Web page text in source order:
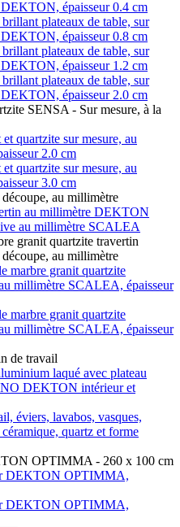
épaisseur 0.4 cm
plateaux de table, sur
épaisseur 0.8 cm
plateaux de table, sur
épaisseur 1.2 cm
plateaux de table, sur
épaisseur 2.0 cm
SENSA - Sur mesure, à la
quartzite sur mesure, au
2.0 cm
quartzite sur mesure, au
3.0 cm
au millimètre
au millimètre DEKTON
au millimètre SCALEA
granit quartzite travertin
au millimètre
marbre granit quartzite
millimètre SCALEA, épaisseur
marbre granit quartzite
millimètre SCALEA, épaisseur
de travail
laqué avec plateau
DEKTON intérieur et
éviers, lavabos, vasques,
quartz et forme
OPTIMMA - 260 x 100 cm
DEKTON OPTIMMA,
DEKTON OPTIMMA,